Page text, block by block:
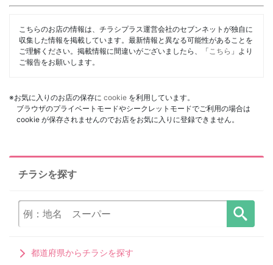
こちらのお店の情報は、チラシプラス運営会社のセブンネットが独自に
収集した情報を掲載しています。最新情報と異なる可能性があることを
ご理解ください。掲載情報に間違いがございましたら、「 こちら 」より
ご報告をお願いします。
※お気に入りのお店の保存に cookie を利用しています。
ブラウザのプライベートモードやシークレットモードでご利用の場合は
cookie が保存されませんのでお店をお気に入りに登録できません。
チラシを探す
都道府県からチラシを探す